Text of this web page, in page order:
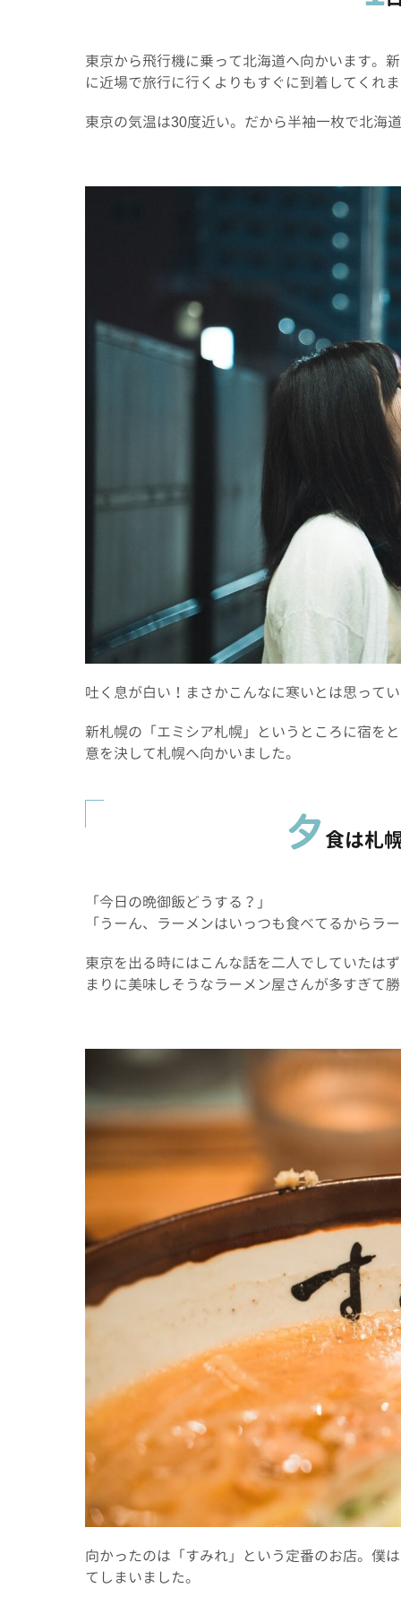
東京から飛行機に乗って北海道へ向かいます。
に近場で旅行に行くよりもすぐに到着してくれ
東京の気温は30度近い。だから半袖一枚で北海
吐く息が白い！まさかこんなに寒いとは思って
新札幌の「エミシア札幌」というところに宿を
意を決して札幌へ向かいました。
夕食は札
「今日の晩御飯どうする？」
「うーん、ラーメンはいっつも食べてるからラ
東京を出る時にはこんな話を二人でしていたは
まりに美味しそうなラーメン屋さんが多すぎて
向かったのは「すみれ」という定番のお店。僕
てしまいました。